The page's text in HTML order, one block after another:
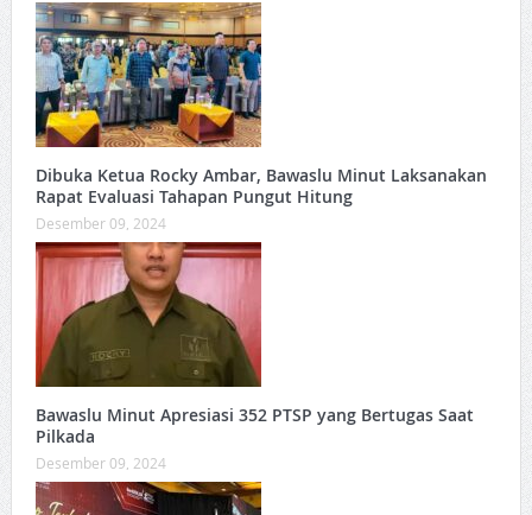
Dibuka Ketua Rocky Ambar, Bawaslu Minut Laksanakan
Rapat Evaluasi Tahapan Pungut Hitung
Desember 09, 2024
Bawaslu Minut Apresiasi 352 PTSP yang Bertugas Saat
Pilkada
Desember 09, 2024